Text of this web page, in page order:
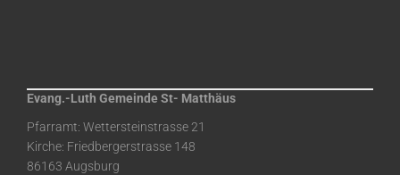
Evang.-Luth Gemeinde St- Matthäus
Pfarramt: Wettersteinstrasse 21
Kirche: Friedbergerstrasse 148
86163 Augsburg